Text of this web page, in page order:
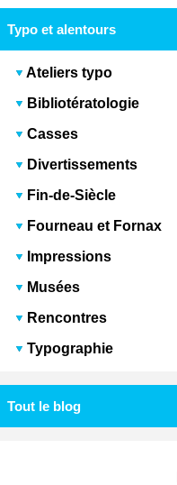
Typo et alentours
Ateliers typo
Bibliotératologie
Casses
Divertissements
Fin-de-Siècle
Fourneau et Fornax
Impressions
Musées
Rencontres
Typographie
Tout le blog